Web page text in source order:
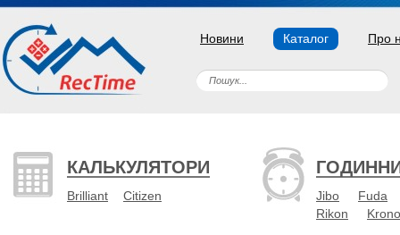
Новини Каталог Про
КАЛЬКУЛЯТОРИ
Brilliant Citizen Jibo
Fuda
Rikon